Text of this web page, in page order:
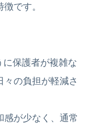
です。
保護者が複雑な
の負担が軽減さ
感が少なく、通常